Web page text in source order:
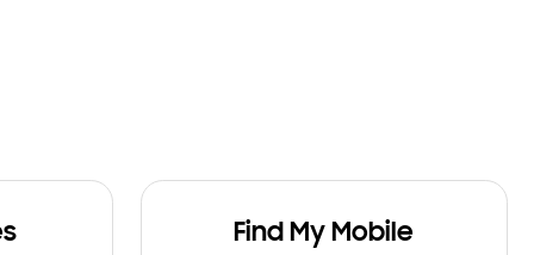
Find My Mobile